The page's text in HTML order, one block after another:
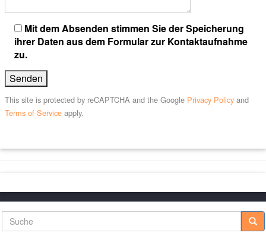
Bitte lasse dieses Feld leer.
Mit dem Absenden stimmen Sie der Speicherung
ihrer Daten aus dem Formular zur Kontaktaufnahme
zu.
This site is protected by reCAPTCHA and the Google Privacy Policy and
Terms of Service apply.
Suche